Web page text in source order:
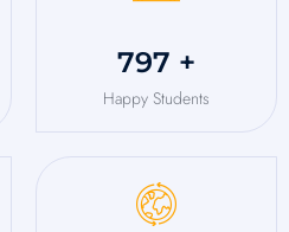
943 +
Happy Students